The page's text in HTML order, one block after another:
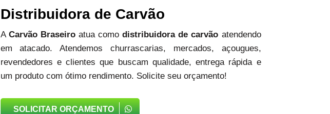
Distribuidora de Carvão
A Carvão Braseiroatua comodistribuidora de carvão atendendo
em atacado. Atendemos churrascarias, mercados, açougues,
revendedores e clientes que buscam qualidade, entrega rápida e
um produto com ótimo rendimento. Solicite seu orçamento!
SOLICITAR ORÇAMENTO